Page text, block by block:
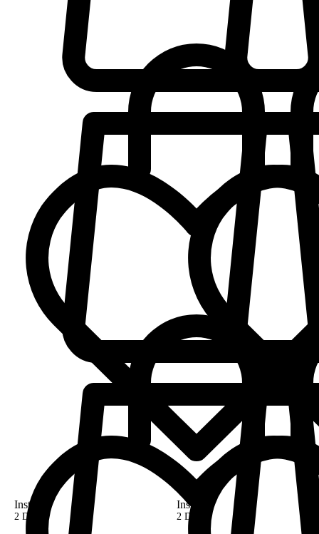
Instock
2 DH
Instock
2 DH